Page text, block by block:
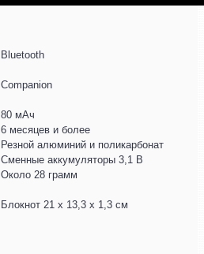
Bluetooth
Companion
80 мАч
6 месяцев и более
Резной алюминий и поликарбонат
Сменные аккумуляторы 3,1 В
Около 28 грамм
Блокнот 21 х 13,3 х 1,3 см